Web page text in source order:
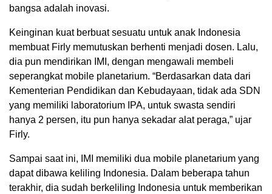
bangsa adalah inovasi.
Keinginan kuat berbuat sesuatu untuk anak Indonesia
membuat Firly memutuskan berhenti menjadi dosen. Lalu,
dia pun mendirikan IMI, dengan mengawali membeli
seperangkat mobile planetarium. “Berdasarkan data dari
Kementerian Pendidikan dan Kebudayaan, tidak ada SDN
yang memiliki laboratorium IPA, untuk swasta sendiri
hanya 2 persen, itu pun hanya sekadar alat peraga,” ujar
Firly.
Sampai saat ini, IMI memiliki dua mobile planetarium yang
dapat dibawa keliling Indonesia. Dalam beberapa tahun
terakhir, dia sudah berkeliling Indonesia untuk memberikan